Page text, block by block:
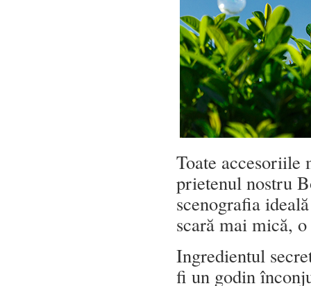
Toate accesoriile
prietenul nostru
scenografia
scară mai mică,
Ingredientul
fi un godin